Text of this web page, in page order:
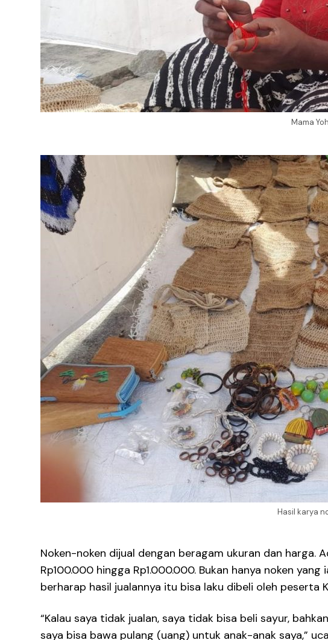
Mama
Hasil karya
Noken-noken dijual dengan beragam ukuran dan harga.
Rp100.000 hingga Rp1.000.000. Bukan hanya noken
berharap hasil jualannya itu bisa laku dibeli oleh peserta
“Kalau saya tidak jualan, saya tidak bisa beli sayur,
saya bisa bawa pulang (uang) untuk anak-anak saya,”